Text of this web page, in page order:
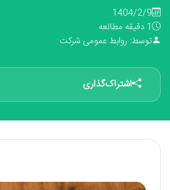
1404/2/9
1 دقیقه مطالعه
توسط: روابط عمومی شرکت
اشتراک‌گذاری